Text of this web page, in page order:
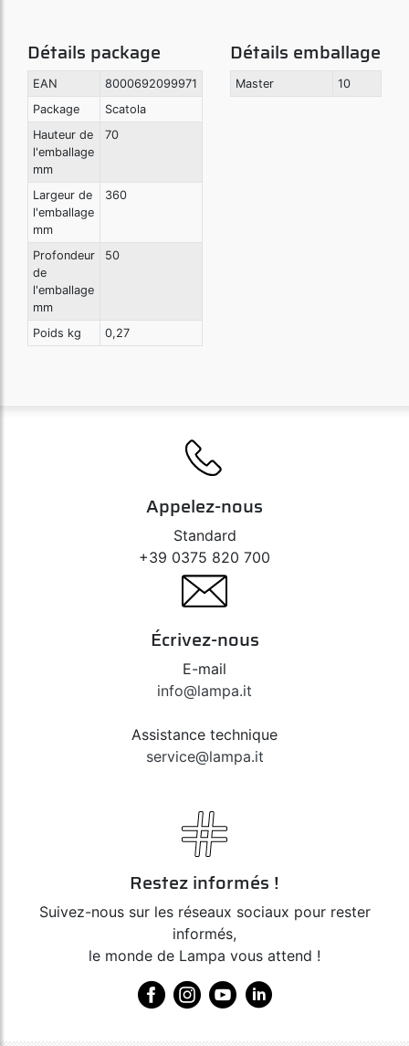
Détails package
EAN
8000692099971
Package
Scatola
Hauteur de
l'emballage
mm
70
Largeur de
l'emballage
mm
360
Profondeur
de
l'emballage
mm
50
Poids kg 0,27
Détails emballage
Master 10
Appelez-nous
Standard
+39 0375 820 700
Écrivez-nous
E-mail
info@lampa.it
Assistance technique
service@lampa.it
Restez informés !
Suivez-nous sur les réseaux sociaux pour rester
informés,
le monde de Lampa vous attend !